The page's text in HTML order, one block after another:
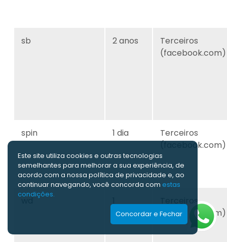
sb 2 anos
Terceiros
(facebook.com)
spin 1 dia
Terceiros
(facebook.com)
semana
Terceiros
(facebook.com)
Este site utiliza cookies e outras tecnologias
semelhantes para melhorar a sua experiência, de
acordo com a nossa polí­tica de privacidade e, ao
continuar navegando, você concorda com estas
condições.
Concordar e Fechar